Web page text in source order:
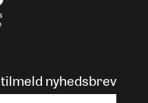
tilmeld nyhedsbrev